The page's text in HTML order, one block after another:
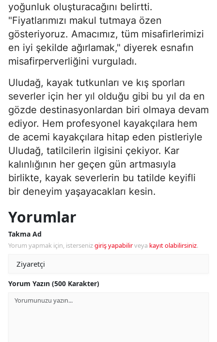
yoğunluk oluşturacağını belirtti.
"Fiyatlarımızı makul tutmaya özen
gösteriyoruz. Amacımız, tüm misafirlerimizi
en iyi şekilde ağırlamak," diyerek esnafın
misafirperverliğini vurguladı.
Uludağ, kayak tutkunları ve kış sporları
severler için her yıl olduğu gibi bu yıl da en
gözde destinasyonlardan biri olmaya devam
ediyor. Hem profesyonel kayakçılara hem
de acemi kayakçılara hitap eden pistleriyle
Uludağ, tatilcilerin ilgisini çekiyor. Kar
kalınlığının her geçen gün artmasıyla
birlikte, kayak severlerin bu tatilde keyifli
bir deneyim yaşayacakları kesin.
Yorumlar
Takma Ad
Yorum yapmak için, istersenizgiriş yapabilirveya kayıt olabilirsiniz.
Yorum Yazın (500 Karakter)